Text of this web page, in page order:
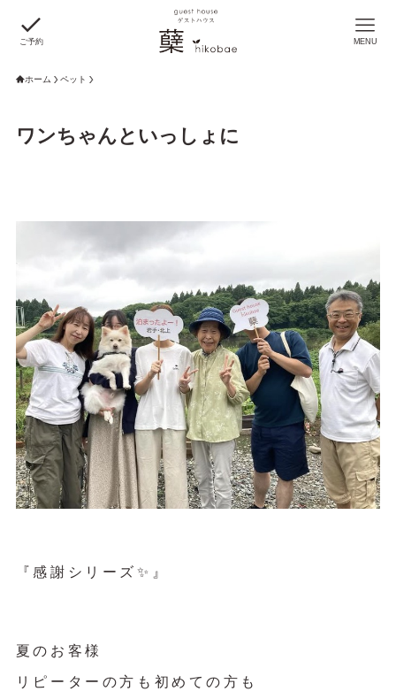
ご予約 MENU
ホーム ペット
ワンちゃんといっしょに
『感謝シリーズ✨』
夏のお客様
リピーターの方も初めての方も